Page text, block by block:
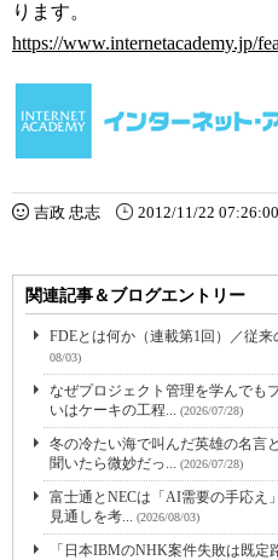
ります。
https://www.internetacademy.jp/
吉政 忠志 2012/11/22 07:26:00
関連記事＆ブログエントリー
FDEとは何か（連載第1回）／従
08/03)
なぜプロジェクト管理を学んでも
いはケーキの工程... (2026/07/28)
冬の冷たい海で叫んだ英雄の名言
聞いたら微妙だっ... (2026/07/28)
富士通とNECは「AI需要の手応
見通しを考... (2026/08/03)
「日本IBMのNHK案件失敗は既